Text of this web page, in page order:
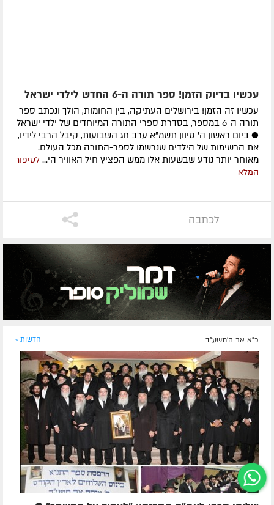
עכשיו בדיוק הזמן! ספר תורה ה-6 החדש לילדי ישראל
עכשיו זה הזמן! בירושלים העתיקה, בין החומות, הולך ונכתב ספר
תורה ה-6 במספר, בסדרת ספרי התורה המיוחדים של ילדי ישראל
● ביום ראשון ה' סיוון תשמ"א ערב חג השבועות, קיבל הרבי לידיו,
את הרשימות של הילדים שנרשמו לספר-התורה מכל העולם.
מאוחר יותר נודע שבשעות אלו ממש הפציץ חיל האוויר הי... לסיפור
המלא
לכתבה
כ"א אב ה׳תשע״ד חדשות »